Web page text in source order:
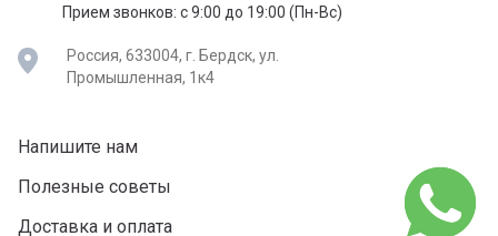
Прием звонков: с 9:00 до 19:00 (Пн-Вс)
Россия, 633004, г. Бердск, ул.
Промышленная, 1к4
Напишите нам
Полезные советы
Доставка и оплата